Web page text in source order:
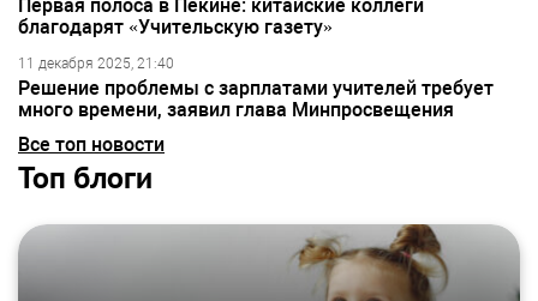
Первая полоса в Пекине: китайские коллеги
благодарят «Учительскую газету»
11 декабря 2025, 21:40
Решение проблемы с зарплатами учителей требует
много времени, заявил глава Минпросвещения
Все топ новости
Топ блоги